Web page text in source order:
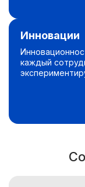
Инновации
каждый